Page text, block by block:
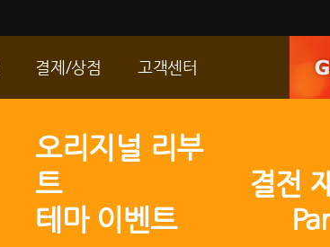
오리지널 리부
트 결전 재
테마 이벤트
결제/상점
마이 Wshop
내 캐시
고객센터
문의/신고
운영정책